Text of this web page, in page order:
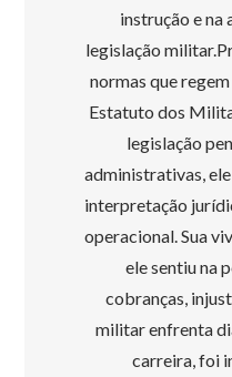
instrução e na
legislação
normas que
Estatuto dos
legislação
administrativas,
interpretação
operacional. Sua
ele sentiu na
cobranças,
militar enfrenta
carreira, foi